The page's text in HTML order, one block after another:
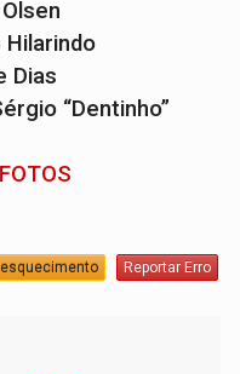
Hilarindo
Dias
“Dentinho”
Reportar Erro